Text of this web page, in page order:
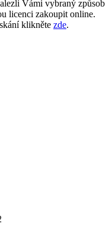
Vámi vybraný způsob
licenci zakoupit online.
klikněte zde.